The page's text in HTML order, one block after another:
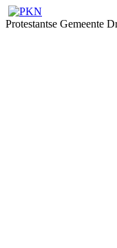
Protestantse Gemeente